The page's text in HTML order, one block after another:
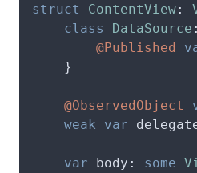
struct ContentView:
class
DataSource
@Published
    }
@ObservedObject
weak
var
var body: some